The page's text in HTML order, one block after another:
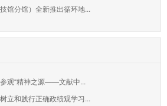
馆分馆）全新推出循环地...
观“精神之源——文献中...
立和践行正确政绩观学习...